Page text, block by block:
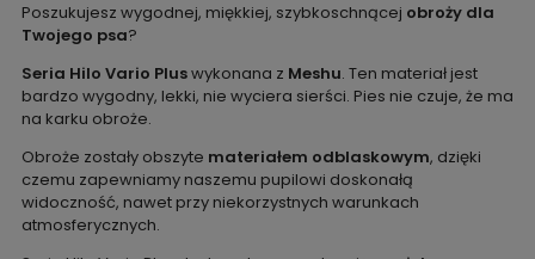
Poszukujesz wygodnej, miękkiej, szybkoschnącej obroży dla
Twojego psa?
Seria Hilo Vario Pluswykonana z Meshu. Ten materiał jest
bardzo wygodny, lekki, nie wyciera sierści. Pies nie czuje, że ma
na karku obroże.
Obroże zostały obszyte materiałem odblaskowym, dzięki
czemu zapewniamy naszemu pupilowi doskonałą
widoczność, nawet przy niekorzystnych warunkach
atmosferycznych.